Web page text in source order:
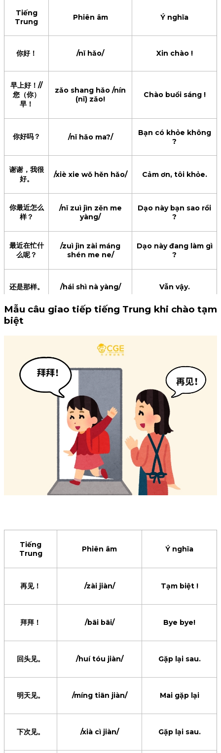
Tiếng
Trung
Phiên âm Ý nghĩa
你好！ /nǐ hǎo/ Xin chào !
早上好！//
您（你）
早！
zǎo shang hǎo /nín
(nǐ) zǎo!
Chào buổi sáng !
你好吗？ /nǐ hǎo ma?/
Bạn có khỏe không
?
谢谢，我很
好。
/xiè xie wǒ hěn hǎo/ Cảm ơn, tôi khỏe.
你最近怎么
样？
/nǐ zuì jìn zěn me
yàng/
Dạo này bạn sao rồi
?
最近在忙什
么呢？
/zuì jìn zài máng
shén me ne/
Dạo này đang làm gì
?
还是那样。 /hái shì nà yàng/ Vẫn vậy.
我最近挺好
你工作忙不
忙？
/nǐ gōng zuò máng
bu máng/
có bận lắm không?
很忙，我们
/hěn máng wǒ men
hǎo jiǔ méi jiàn miàn
le/
Bận lắm, lâu rồi
chúng ta chưa gặp
lại nhau.
Mẫu câu giao tiếp tiếng Trung khi chào tạm
biệt
Tiếng
Trung
Phiên âm Ý nghĩa
再见！ /zài jiàn/ Tạm biệt !
拜拜！ /bāi bāi/ Bye bye!
回头见。 /huí tóu jiàn/ Gặp lại sau.
明天见。 /míng tiān jiàn/ Mai gặp lại
下次见。 /xià cì jiàn/ Gặp lại sau.